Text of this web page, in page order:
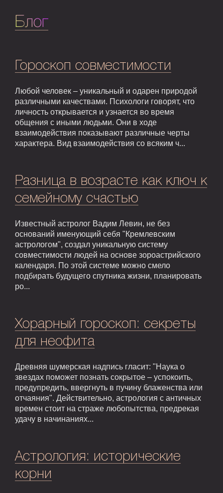
Блог
Гороскоп совместимости
Любой человек – уникальный и одарен природой
различными качествами. Психологи говорят, что
личность открывается и узнается во время
общения с иными людьми. Они в ходе
взаимодействия показывают различные черты
характера. Вид взаимодействия со всяким ч...
Разница в возрасте как ключ к
семейному счастью
Известный астролог Вадим Левин, не без
оснований именующий себя "Кремлевским
астрологом", создал уникальную систему
совместимости людей на основе зороастрийского
календаря. По этой системе можно смело
подбирать будущего спутника жизни, планировать
ро...
Хорарный гороскоп: секреты
для неофита
Древняя шумерская надпись гласит: "Наука о
звездах поможет познать сокрытое – успокоить,
предупредить, ввергнуть в пучину блаженства или
отчаяния". Действительно, астрология с античных
времен стоит на страже любопытства, предрекая
удачу в начинаниях...
Астрология: исторические
корни